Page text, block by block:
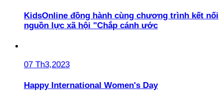
KidsOnline đồng hành cùng chương trình kết nối
nguồn lực xã hội "Chắp cánh ước
07 Th3,2023
Happy International Women's Day